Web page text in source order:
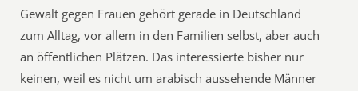
Gewalt gegen Frauen gehört gerade in Deutschland
zum Alltag, vor allem in den Familien selbst, aber auch
an öffentlichen Plätzen. Das interessierte bisher nur
keinen, weil es nicht um arabisch aussehende Männer